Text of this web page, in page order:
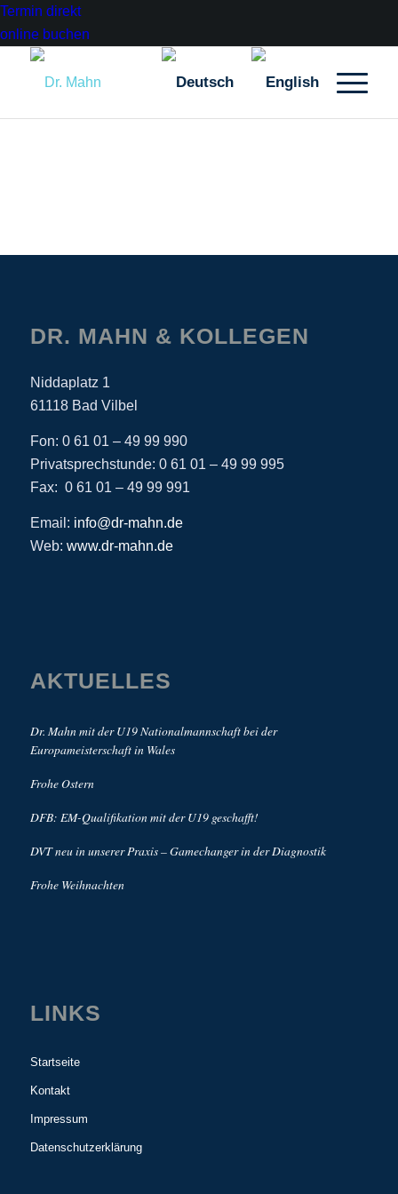
Termin direkt
online buchen
DR. MAHN & KOLLEGEN
Niddaplatz 1
61118 Bad Vilbel
Fon: 0 61 01 – 49 99 990
Privatsprechstunde: 0 61 01 – 49 99 995
Fax: 0 61 01 – 49 99 991
Email: info@dr-mahn.de
Web: www.dr-mahn.de
AKTUELLES
Dr. Mahn mit der U19 Nationalmannschaft bei der
Europameisterschaft in Wales
Frohe Ostern
DFB: EM-Qualifikation mit der U19 geschafft!
DVT neu in unserer Praxis – Gamechanger in der Diagnostik
Frohe Weihnachten
LINKS
Startseite
Kontakt
Impressum
Datenschutzerklärung